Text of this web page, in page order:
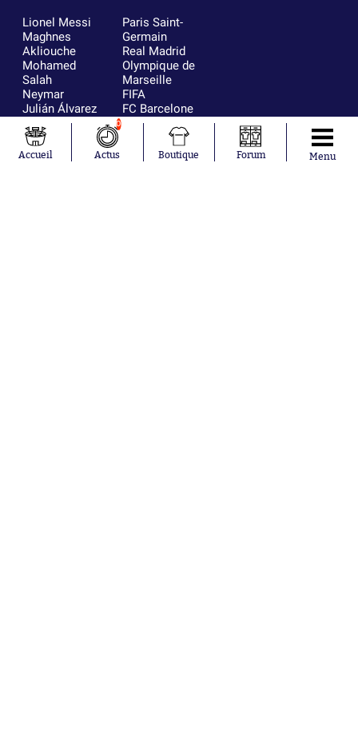
Lionel Messi
Maghnes
Akliouche
Mohamed
Salah
Neymar
Julián Álvarez
Ferrán Torres
Kilian Corredor
Franco
Mastantuono
Paris Saint-
Germain
Real Madrid
Olympique de
Marseille
FIFA
FC Barcelone
Argentine
Olympique
lyonnais
AS Monaco
Accueil
0
Actus Boutique Forum Menu